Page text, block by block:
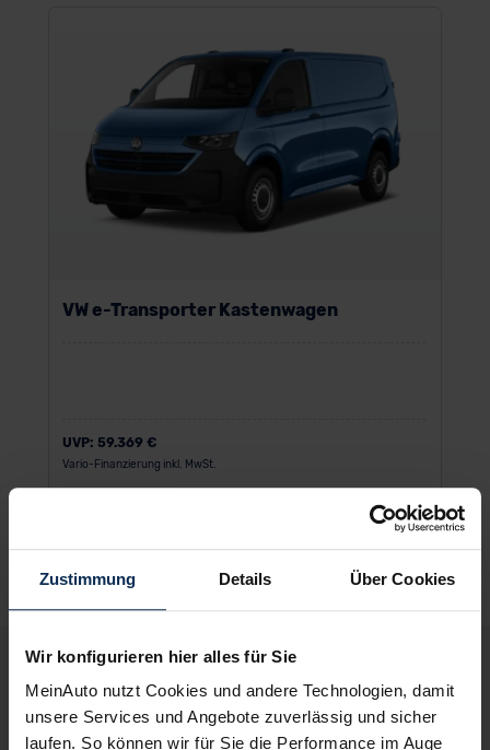
Zustimmung Details Über Cookies
Wir konfigurieren hier alles für Sie
MeinAuto nutzt Cookies und andere Technologien, damit
unsere Services und Angebote zuverlässig und sicher
laufen. So können wir für Sie die Performance im Auge
VW e-Transporter Kastenwagen
UVP: 59.369 €
Vario-Finanzierung inkl. MwSt.
Deine Vorteile bei MeinAuto.de